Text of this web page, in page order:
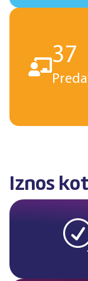
37
Iznos